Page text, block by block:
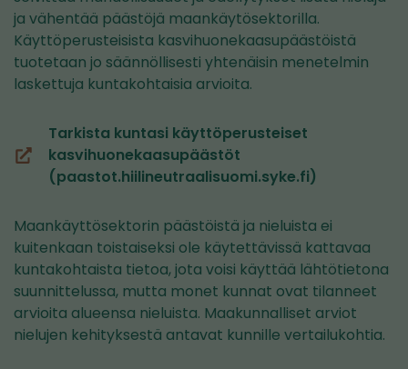
ja vähentää päästöjä maankäytösektorilla.
Käyttöperusteisista kasvihuonekaasupäästöistä
tuotetaan jo säännöllisesti yhtenäisin menetelmin
laskettuja kuntakohtaisia arvioita.
Tarkista kuntasi käyttöperusteiset
kasvihuonekaasupäästöt
(paastot.hiilineutraalisuomi.syke.fi)
(siirryt
toiseen
Maankäyttösektorin päästöistä ja nieluista ei
kuitenkaan toistaiseksi ole käytettävissä kattavaa
kuntakohtaista tietoa, jota voisi käyttää lähtötietona
suunnittelussa, mutta monet kunnat ovat tilanneet
arvioita alueensa nieluista. Maakunnalliset arviot
nielujen kehityksestä antavat kunnille vertailukohtia.